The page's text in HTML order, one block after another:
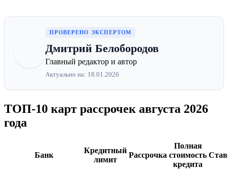
ПРОВЕРЕНО ЭКСПЕРТОМ
Дмитрий Белобородов
Главный редактор и автор
Актуально на: 18.01.2026
ТОП-10 карт рассрочек августа 2026
года
Банк
Кредитный
лимит
Рассрочка
Полная
стоимость
кредита